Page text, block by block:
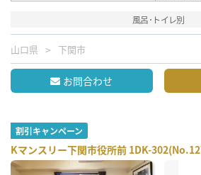
風呂･トイレ別
山口県 下関市
お問合わせ
割引キャンペーン
Kマンスリー下関市役所前 1DK-